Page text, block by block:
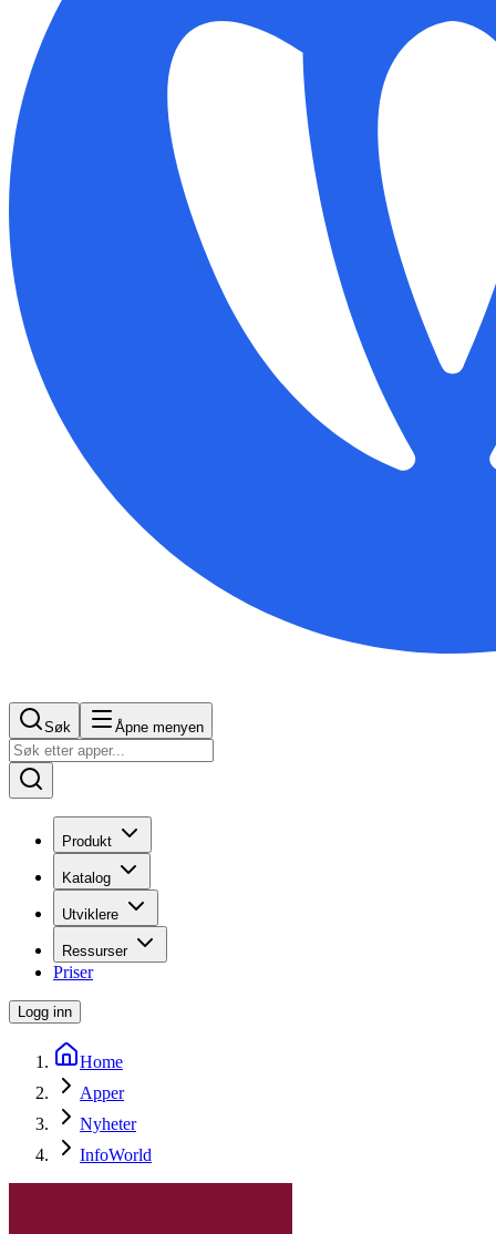
Søk Åpne menyen
Produkt
Katalog
Utviklere
Ressurser
Priser
Logg inn
Home
Apper
Nyheter
InfoWorld